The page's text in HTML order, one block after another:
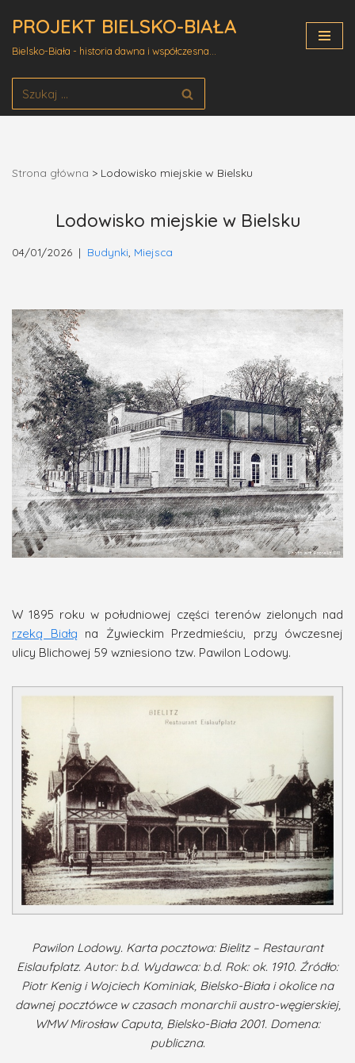
treści
PROJEKT BIELSKO-BIAŁA
Bielsko-Biała - historia dawna i współczesna...
Strona główna > Lodowisko miejskie w Bielsku
Lodowisko miejskie w Bielsku
04/01/2026 Budynki Miejsca
W 1895 roku w południowej części terenów zielonych nad
rzeką Białą na Żywieckim Przedmieściu, przy ówczesnej
ulicy Blichowej 59 wzniesiono tzw. Pawilon Lodowy.
Pawilon Lodowy. Karta pocztowa: Bielitz – Restaurant
Eislaufplatz. Autor: b.d. Wydawca: b.d. Rok: ok. 1910. Źródło:
Piotr Kenig i Wojciech Kominiak, Bielsko-Biała i okolice na
dawnej pocztówce w czasach monarchii austro-węgierskiej,
WMW Mirosław Caputa, Bielsko-Biała 2001. Domena:
publiczna.